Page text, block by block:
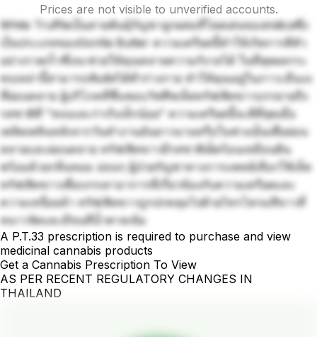
Prices are not visible to unverified accounts.
White Truffleเป็นสายพันธุ์กัญชาลูกผสมที่โดดเด่นของindicaซึ่ง
เป็นประเภทของGorilla Butter ความเครียดนี้ทำให้เกิดการตีหัว
อย่างรวดเร็วซึ่งจะช่วยให้คุณคลายความกังวลได้ ในที่สุดผลกระ
ทบเหล่านี้สามารถสัมผัสได้ทั่วร่างกาย ทำให้คุณอยู่ในภาวะมึนงง
ที่ผ่อนคลาย ผู้บริโภคที่ชื่นชอบวัชพืชเห็ดทรัฟเฟิลขาวบรรยายถึง
รสชาติที่ "สงบและร่าเริงเล็กน้อย" ความเครียดนี้จะดีที่สุดเมื่อ
เพลิดเพลินหลังจากวันทำงานอันยาวนานหรือในช่วงเย็นเพื่อผ่อน
คลายและผ่อนคลาย ทรัฟเฟิลขาวมีรสชาติเผ็ดร้อนเหมือนดิน
พร้อมด้วยกลิ่นหอม อ่อนๆ ผู้ป่วยกัญชาทางการแพทย์เลือกใช้เห็ด
ทรัฟเฟิลขาวเพื่อบรรเทาอาการที่เกี่ยวข้องกับความเครียดและ
ความเหนื่อยล้า ทรัฟเฟิลขาวถูกปกคลุมไปด้วยไทรโครมสีขาวที่
หนาวจัดและมีขนสีน้ำตาลเข้ม
A P.T.33 prescription is required to purchase and view
medicinal cannabis products
Get a Cannabis Prescription To View
AS PER RECENT REGULATORY CHANGES IN
THAILAND